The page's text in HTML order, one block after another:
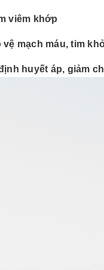
viêm khớp
vệ mạch máu, tim
huyết áp, giảm